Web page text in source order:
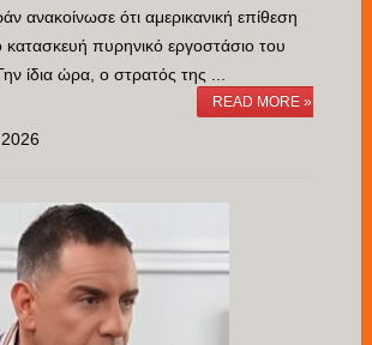
ανακοίνωσε ότι αμερικανική επίθεση
πυρηνικό εργοστάσιο του
ίδια ώρα, ο στρατός της ...
READ MORE »
2026